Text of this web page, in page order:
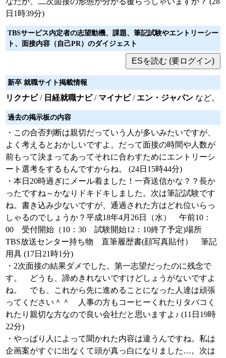
日1時39分)
TBSサービス内定者の志望動機、課題、筆記試験やエントリーシー
ト、面接内容（自己PR）のダイジェスト
新卒 就職サイト掲載情報
リクナビ/ 日経就職ナビ/ マイナビ/ エン・ジャパン など。
過去の掲示板の内容
・この合否判断は親切だっていう人が多いみたいですが、
よく考えるとおかしいですよ。だって面接の時間や人数が
前もって決まってあってそれに合わすためにエントリーシ
ート選考をするもんですからね。 (24日15時44分)
・本日20時過ぎにメール着ました！一斉送信かな？？長か
ったですね～かなりドキドキしました。次は筆記試験です
ね。書き込み少ないですが、通過された方はどれ位いらっ
しゃるのでしょうか？平成18年4月26日（水） 午前10：
00 受付開始（10：30 試験開始12：10終了予定)場所
TBS放送センター持ち物 直筆履歴書(顔写真貼付） 筆記
用具 (17日21時1分)
・2次面接の結果ダメでした。第一志望だったのに残念で
す。 どうも、諦めきれないですけどしょうがないですよ
ね。 でも、これから先に進めることになった人達は頑張
ってください＾＾ 人事の方もコーヒーくれたりタバコく
れたり親切な方なので良い会社だと思いますよ♪ (11日19時
22分)
・やっぱり人によって聞かれた内容は違うんですね。私は
企画案がすぐに出なくて頭が真っ白になりました…。次は